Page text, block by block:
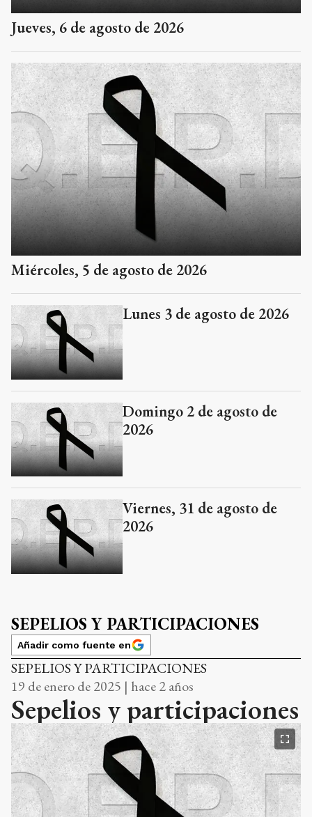
Jueves, 6 de agosto de 2026
Miércoles, 5 de agosto de 2026
Lunes 3 de agosto de 2026
Domingo 2 de agosto de
2026
Viernes, 31 de agosto de
2026
SEPELIOS Y PARTICIPACIONES
Añadir como fuente en
SEPELIOS Y PARTICIPACIONES
19 de enero de 2025 | hace 2 años
Sepelios y participaciones